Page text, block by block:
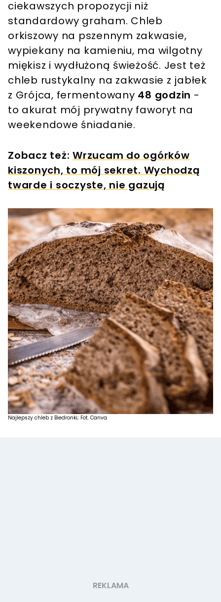
ciekawszych propozycji niż
standardowy graham. Chleb
orkiszowy na pszennym zakwasie,
wypiekany na kamieniu, ma wilgotny
miękisz i wydłużoną świeżość. Jest też
chleb rustykalny na zakwasie z jabłek
z Grójca, fermentowany 48 godzin -
to akurat mój prywatny faworyt na
weekendowe śniadanie.
Zobacz też: Wrzucam do ogórków
kiszonych, to mój sekret. Wychodzą
twarde i soczyste, nie gazują
Najlepszy chleb z Biedronki; Fot. Canva